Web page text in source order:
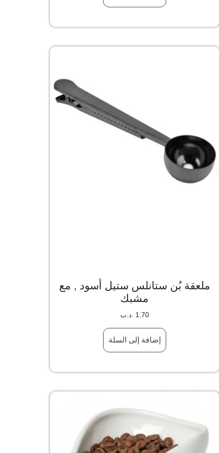
ملعقة بُن ستانلس ستيل أسود , مع
مشبك
1.70 .د.ب
إضافة إلى السلة